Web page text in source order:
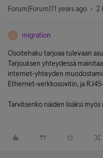
Forum|Forum|11 years ago 2
M migration
Osoitehaku tarjoaa tulevaan
Tarjouksen yhteydessä
internet-yhteyden
Ethernet-verkkosovitin, ja
Tarvitsenko näiden lisäksi